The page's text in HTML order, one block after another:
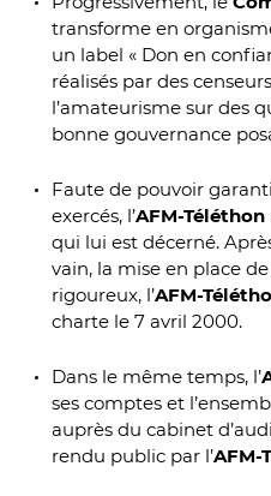
transforme en
un label « Don en
réalisés par des
l’amateurisme sur des
bonne gouvernance
Faute de pouvoir
exercés, l’AFM-Téléthon
qui lui est décerné.
vain, la mise en place
rigoureux, l’AFM-
charte le 7 avril 2000.
Dans le même temps, l’
ses comptes et
auprès du cabinet
rendu public par l’AFM-